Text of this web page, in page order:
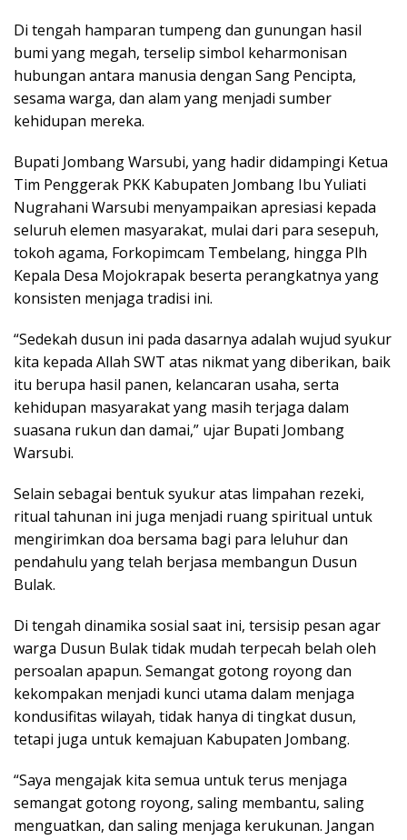
Di tengah hamparan tumpeng dan gunungan hasil
bumi yang megah, terselip simbol keharmonisan
hubungan antara manusia dengan Sang Pencipta,
sesama warga, dan alam yang menjadi sumber
kehidupan mereka.
Bupati Jombang Warsubi, yang hadir didampingi Ketua
Tim Penggerak PKK Kabupaten Jombang Ibu Yuliati
Nugrahani Warsubi menyampaikan apresiasi kepada
seluruh elemen masyarakat, mulai dari para sesepuh,
tokoh agama, Forkopimcam Tembelang, hingga Plh
Kepala Desa Mojokrapak beserta perangkatnya yang
konsisten menjaga tradisi ini.
“Sedekah dusun ini pada dasarnya adalah wujud syukur
kita kepada Allah SWT atas nikmat yang diberikan, baik
itu berupa hasil panen, kelancaran usaha, serta
kehidupan masyarakat yang masih terjaga dalam
suasana rukun dan damai,” ujar Bupati Jombang
Warsubi.
Selain sebagai bentuk syukur atas limpahan rezeki,
ritual tahunan ini juga menjadi ruang spiritual untuk
mengirimkan doa bersama bagi para leluhur dan
pendahulu yang telah berjasa membangun Dusun
Bulak.
Di tengah dinamika sosial saat ini, tersisip pesan agar
warga Dusun Bulak tidak mudah terpecah belah oleh
persoalan apapun. Semangat gotong royong dan
kekompakan menjadi kunci utama dalam menjaga
kondusifitas wilayah, tidak hanya di tingkat dusun,
tetapi juga untuk kemajuan Kabupaten Jombang.
“Saya mengajak kita semua untuk terus menjaga
semangat gotong royong, saling membantu, saling
menguatkan, dan saling menjaga kerukunan. Jangan